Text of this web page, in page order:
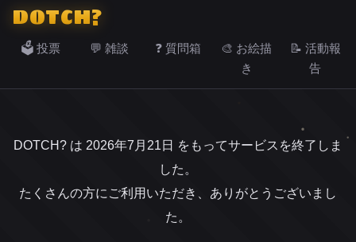
DOTCH?
🗳️ 投票 💬 雑談 ❓ 質問箱
🎨 お絵描
き
📝 活動報
告
DOTCH? は 2026年7月21日 をもってサービスを終了しま
した。
たくさんの方にご利用いただき、ありがとうございまし
た。